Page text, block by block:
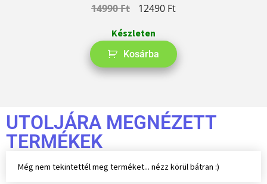
14990Ft 12490 Ft
Készleten
Kosárba
UTOLJÁRA MEGNÉZETT
TERMÉKEK
Még nem tekintettél meg terméket... nézz körül bátran :)